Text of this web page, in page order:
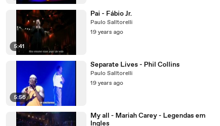
5:41
Pai - Fábio Jr.
Paulo Salltorelli
19 years ago
5:56
Separate Lives - Phil Collins
Paulo Salltorelli
19 years ago
My all - Mariah Carey - Legendas em
Ingles